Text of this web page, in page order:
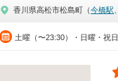
香川県高松市松島町（今橋駅
土曜（〜23:30）・日曜・祝日